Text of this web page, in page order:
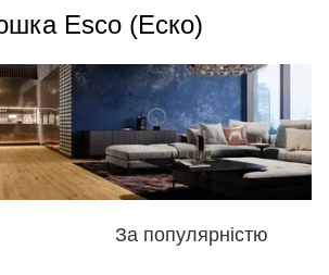
Esco (Еско)
За популярністю